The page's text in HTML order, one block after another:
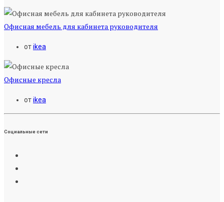
Офисная мебель для кабинета руководителя
отikea
Офисные кресла
отikea
Социальные сети